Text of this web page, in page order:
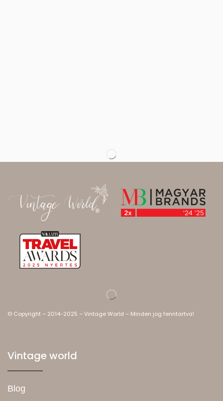
© Copyright – 2014-2025 – Vintage World – Minden jog fenntartva!
Vintage world
Blog